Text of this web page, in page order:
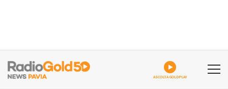
ASCOLTA GOLDPLAY